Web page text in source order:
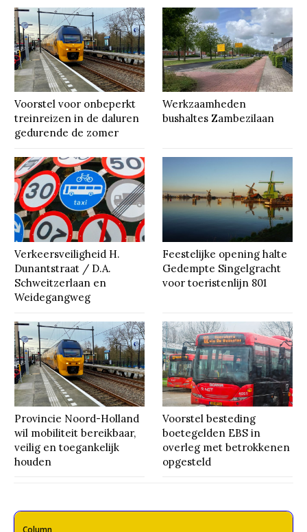
Voorstel voor onbeperkt
treinreizen in de daluren
gedurende de zomer
Werkzaamheden
bushaltes Zambezilaan
Verkeersveiligheid H.
Dunantstraat / D.A.
Schweitzerlaan en
Weidegangweg
Feestelijke opening halte
Gedempte Singelgracht
voor toeristenlijn 801
Provincie Noord-Holland
wil mobiliteit bereikbaar,
veilig en toegankelijk
houden
Voorstel besteding
boetegelden EBS in
overleg met betrokkenen
opgesteld
Column